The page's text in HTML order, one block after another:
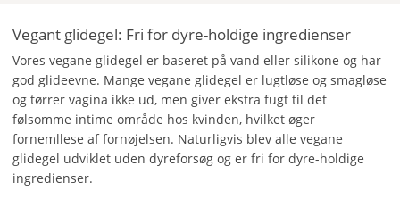
Vegant glidegel: Fri for dyre-holdige ingredienser
Vores vegane glidegel er baseret på vand eller silikone og har
god glideevne. Mange vegane glidegel er lugtløse og smagløse
og tørrer vagina ikke ud, men giver ekstra fugt til det
følsomme intime område hos kvinden, hvilket øger
fornemllese af fornøjelsen. Naturligvis blev alle vegane
glidegel udviklet uden dyreforsøg og er fri for dyre-holdige
ingredienser.